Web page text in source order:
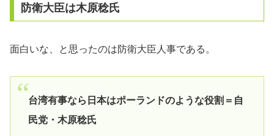
防衛大臣は木原稔氏
面白いな、と思ったのは防衛大臣人事である。
台湾有事なら日本はポーランドのような役割＝自
民党・木原稔氏